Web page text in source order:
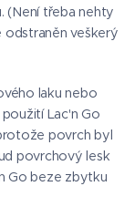
(Není třeba nehty
odstraněn veškerý
laku nebo
Lac'n Go
povrch byl
povrchový lesk
Go beze zbytku